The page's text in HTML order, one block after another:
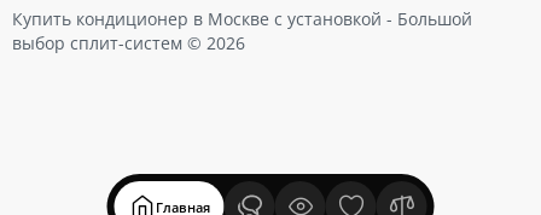
Главная
Купить кондиционер в Москве с установкой - Большой
выбор сплит-систем © 2026